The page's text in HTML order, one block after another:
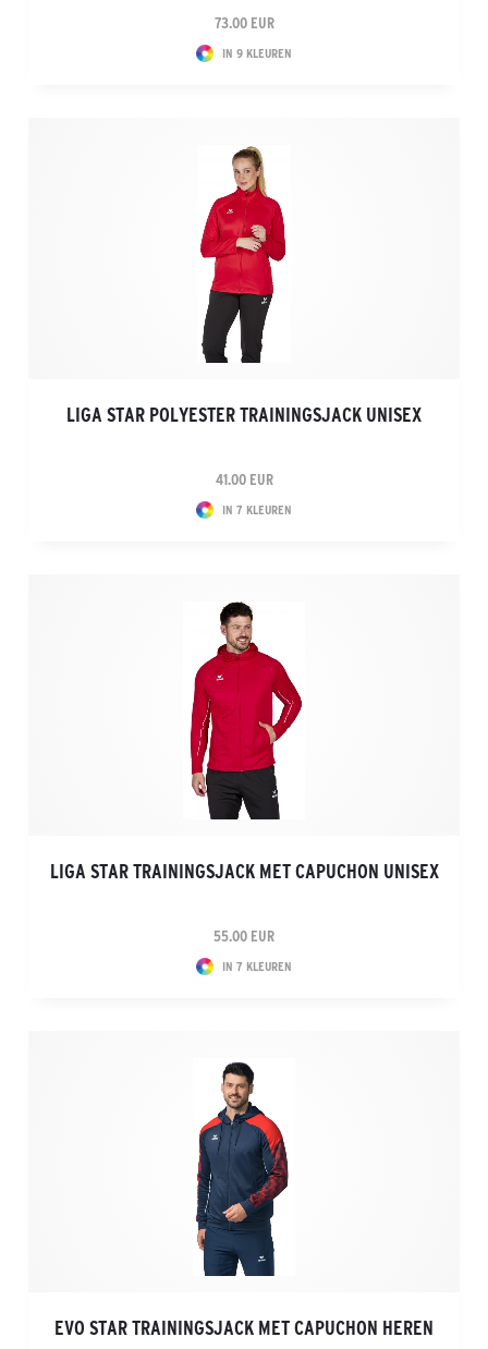
73.00 EUR
IN 9 KLEUREN
LIGA STAR POLYESTER TRAININGSJACK UNISEX
41.00 EUR
IN 7 KLEUREN
LIGA STAR TRAININGSJACK MET CAPUCHON UNISEX
55.00 EUR
IN 7 KLEUREN
EVO STAR TRAININGSJACK MET CAPUCHON HEREN